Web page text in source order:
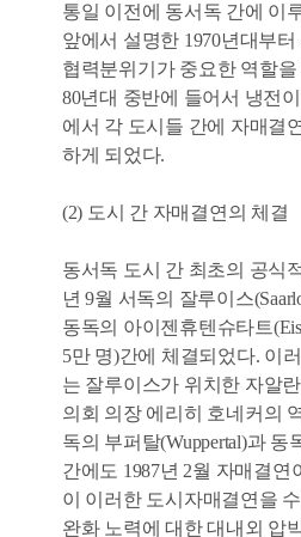
통일 이전에 동서독 간에 이
앞에서 설명한 1970년대부
협력분위기가 중요한 역할
80년대 중반에 들어서 냉전
에서 각 도시들 간에 자매결
하게 되었다.
(2) 도시 간 자매결연의 체결
동서독 도시 간 최초의 공식
년 9월 서독의 잘루이스
동독의 아이젠휴텐슈타트
5만 명)간에 체결되었다. 이
는 잘루이스가 위치한 자알
의회 의장 에리히 호네커의
독의 부퍼탈(Wuppertal)과 동
간에도 1987년 2월 자매결연
이 이러한 도시자매결연을
완화 노력에 대한 대내외 압